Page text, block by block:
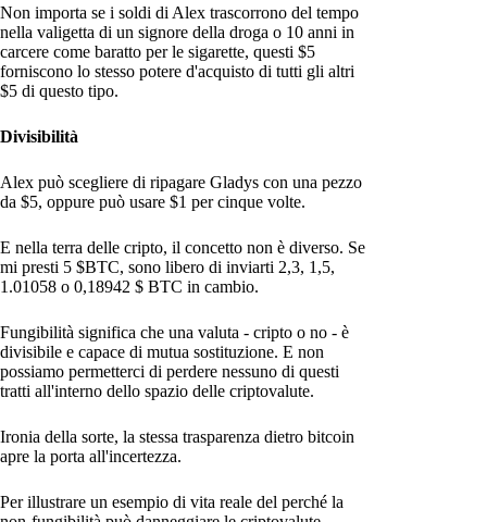
Non importa se i soldi di Alex trascorrono del tempo
nella valigetta di un signore della droga o 10 anni in
carcere come baratto per le sigarette, questi $5
forniscono lo stesso potere d'acquisto di tutti gli altri
$5 di questo tipo.
Divisibilità
Alex può scegliere di ripagare Gladys con una pezzo
da $5, oppure può usare $1 per cinque volte.
E nella terra delle cripto, il concetto non è diverso. Se
mi presti 5 $BTC, sono libero di inviarti 2,3, 1,5,
1.01058 o 0,18942 $ BTC in cambio.
Fungibilità significa che una valuta - cripto o no - è
divisibile e capace di mutua sostituzione. E non
possiamo permetterci di perdere nessuno di questi
tratti all'interno dello spazio delle criptovalute.
Ironia della sorte, la stessa trasparenza dietro bitcoin
apre la porta all'incertezza.
Per illustrare un esempio di vita reale del perché la